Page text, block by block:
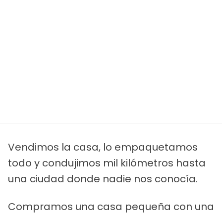
Vendimos la casa, lo empaquetamos
todo y condujimos mil kilómetros hasta
una ciudad donde nadie nos conocía.
Compramos una casa pequeña con una